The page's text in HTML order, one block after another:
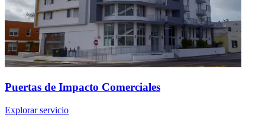
Puertas de Impacto Comerciales
Explorar servicio